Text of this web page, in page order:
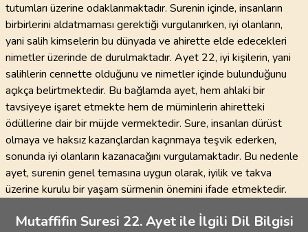
tutumları üzerine odaklanmaktadır. Surenin içinde, insanların
birbirlerini aldatmaması gerektiği vurgulanırken, iyi olanların,
yani salih kimselerin bu dünyada ve ahirette elde edecekleri
nimetler üzerinde de durulmaktadır. Ayet 22, iyi kişilerin, yani
salihlerin cennette olduğunu ve nimetler içinde bulunduğunu
açıkça belirtmektedir. Bu bağlamda ayet, hem ahlaki bir
tavsiyeye işaret etmekte hem de müminlerin ahiretteki
ödüllerine dair bir müjde vermektedir. Sure, insanları dürüst
olmaya ve haksız kazançlardan kaçınmaya teşvik ederken,
sonunda iyi olanların kazanacağını vurgulamaktadır. Bu nedenle
ayet, surenin genel temasına uygun olarak, iyilik ve takva
üzerine kurulu bir yaşam sürmenin önemini ifade etmektedir.
Mutaffifin Suresi 22. Ayet ile İlgili Dil Bilgisi